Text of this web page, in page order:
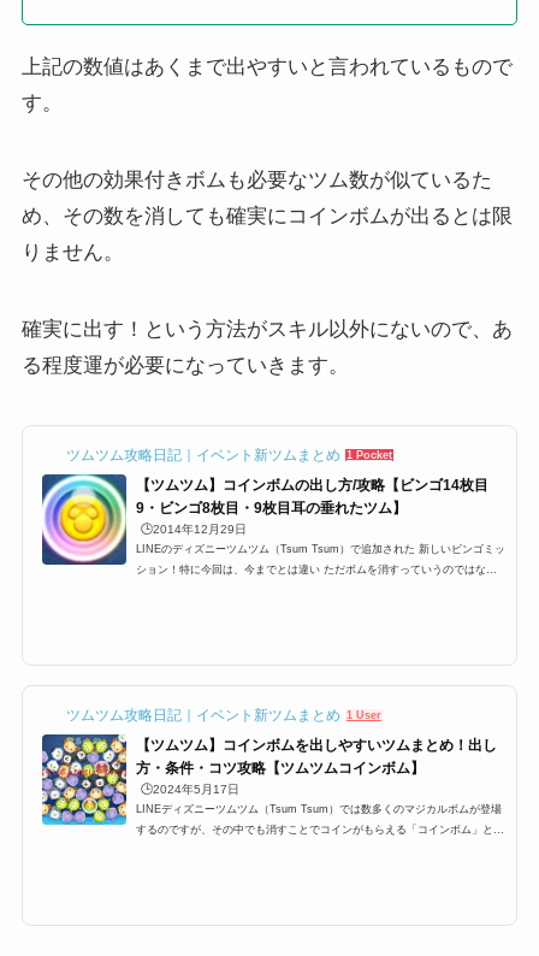
上記の数値はあくまで出やすいと言われているもので
す。
その他の効果付きボムも必要なツム数が似ているた
め、その数を消しても確実にコインボムが出るとは限
りません。
確実に出す！という方法がスキル以外にないので、あ
る程度運が必要になっていきます。
ツムツム攻略日記｜イベント新ツムまとめ 1 Pocket
【ツムツム】コインボムの出し方/攻略【ビンゴ14枚目
9・ビンゴ8枚目・9枚目耳の垂れたツム】
🕒️2014年12月29日
LINEのディズニーツムツム（Tsum Tsum）で追加された 新しいビンゴミッ
ション！特に今回は、今までとは違い ただボムを消すっていうのではなく
ツムツム攻略日記｜イベント新ツムまとめ 1 User
【ツムツム】コインボムを出しやすいツムまとめ！出し
方・条件・コツ攻略【ツムツムコインボム】
🕒️2024年5月17日
LINEディズニーツムツム（Tsum Tsum）では数多くのマジカルボムが登場
するのですが、その中でも消すことでコインがもらえる「コインボム」とい